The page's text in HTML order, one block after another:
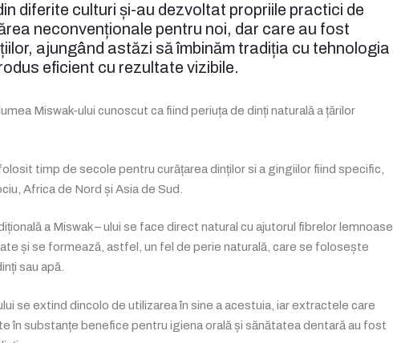
diferite culturi și-au dezvoltat propriile practici de
neconvenționale pentru noi, dar care au fost
ajungând astăzi să îmbinăm tradiția cu tehnologia
eficient cu rezultate vizibile.
Miswak-ului cunoscut ca fiind periuța de dinți naturală a țărilor
timp de secole pentru curățarea dinților si a gingiilor fiind specific,
Africa de Nord și Asia de Sud.
a Miswak – ului se face direct natural cu ajutorul fibrelor lemnoase
și se formează, astfel, un fel de perie naturală, care se folosește
sau apă.
se extind dincolo de utilizarea în sine a acestuia, iar extractele care
în substanțe benefice pentru igiena orală și sănătatea dentară au fost